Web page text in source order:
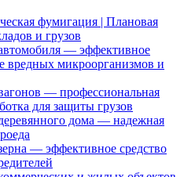
фумигация | Плановая
и грузов
— эффективное
вредных микроорганизмов и
— профессиональная
для защиты грузов
дома — надежная
— эффективное средство